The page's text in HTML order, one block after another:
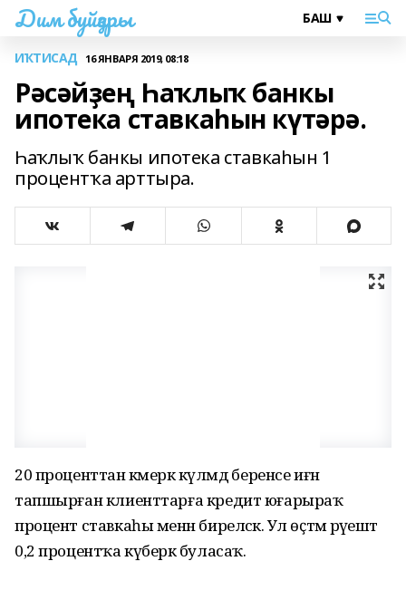
Дим буйҙары
ИҠТИСАД 16 ЯНВАРЯ 2019, 08:18
Рәсәйҙең Һаҡлыҡ банкы
ипотека ставкаһын күтәрә.
Һаҡлыҡ банкы ипотека ставкаһын 1
процентҡа арттыра.
20 проценттан кәмерәк күләмдә беренсе иғәнә
тапшырған клиенттарға кредит юғарыраҡ
процент ставкаһы менән биреләсәк. Ул өҫтәмә рәүештә
0,2 процентҡа күберәк буласаҡ.